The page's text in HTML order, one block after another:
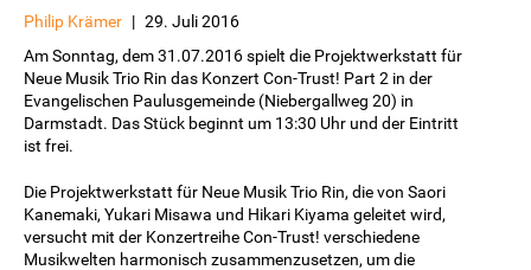
Philip Krämer | 29. Juli 2016
Am Sonntag, dem 31.07.2016 spielt die Projektwerkstatt für
Neue Musik Trio Rin das Konzert Con-Trust! Part 2 in der
Evangelischen Paulusgemeinde (Niebergallweg 20) in
Darmstadt. Das Stück beginnt um 13:30 Uhr und der Eintritt
ist frei.
Die Projektwerkstatt für Neue Musik Trio Rin, die von Saori
Kanemaki, Yukari Misawa und Hikari Kiyama geleitet wird,
versucht mit der Konzertreihe Con-Trust! verschiedene
Musikwelten harmonisch zusammenzusetzen, um die